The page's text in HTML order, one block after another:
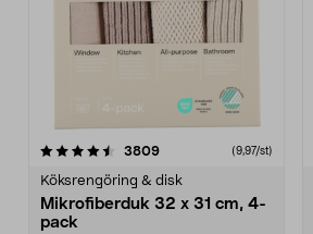
3809recensioner (9,97/st)
Köksrengöring & disk
Mikrofiberduk 32 x 31 cm, 4-
pack
4.0av 5 stjärnor